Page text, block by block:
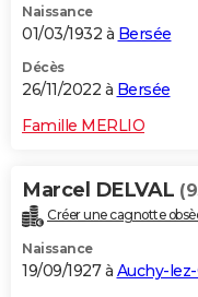
Naissance
01/03/1932 à Bersée
Décès
26/11/2022 à Bersée
Famille MERLIO
Marcel DELVAL
Créer une cagnotte
Naissance
19/09/1927 à Auchy-